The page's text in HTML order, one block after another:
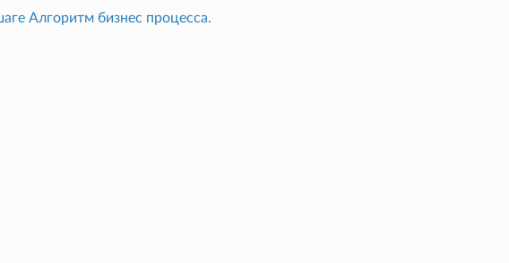
Алгоритм бизнес процесса.